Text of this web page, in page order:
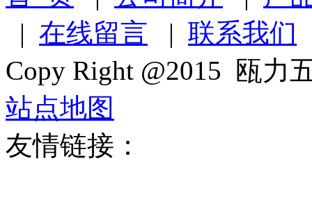
| 在线留言 | 联系我们
Copy Right @2015 瓯力
站点地图
友情链接：